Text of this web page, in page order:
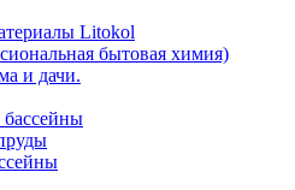
Litokol
бытовая химия)
и дачи.